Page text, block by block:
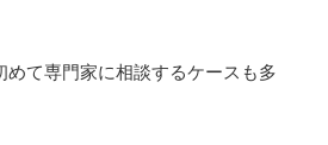
めて専門家に相談するケースも多